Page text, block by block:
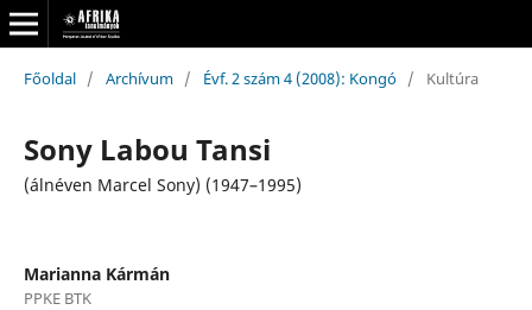
Főoldal / Archívum / Évf. 2 szám 4 (2008): Kongó / Kultúra
Sony Labou Tansi
(álnéven Marcel Sony) (1947–1995)
Marianna Kármán
PPKE BTK